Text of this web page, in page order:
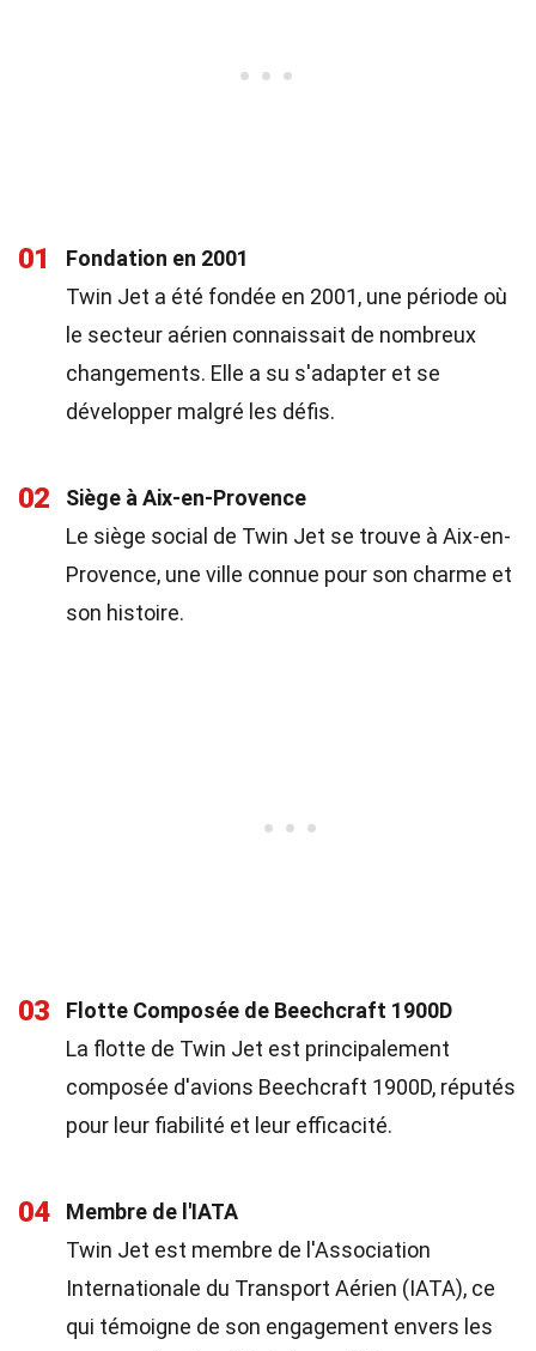
01
Fondation en 2001
Twin Jet a été fondée en 2001, une période où
le secteur aérien connaissait de nombreux
changements. Elle a su s'adapter et se
développer malgré les défis.
02
Siège à Aix-en-Provence
Le siège social de Twin Jet se trouve à Aix-en-
Provence, une ville connue pour son charme et
son histoire.
03
Flotte Composée de Beechcraft 1900D
La flotte de Twin Jet est principalement
composée d'avions Beechcraft 1900D, réputés
pour leur fiabilité et leur efficacité.
04
Membre de l'IATA
Twin Jet est membre de l'Association
Internationale du Transport Aérien (IATA), ce
qui témoigne de son engagement envers les